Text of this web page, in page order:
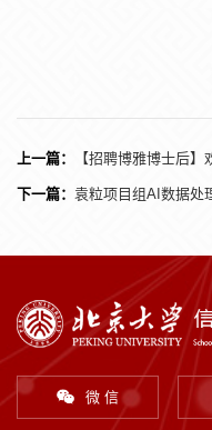
上一篇： 【招聘博雅博士后
下一篇： 袁粒项目组AI数据处
微 信